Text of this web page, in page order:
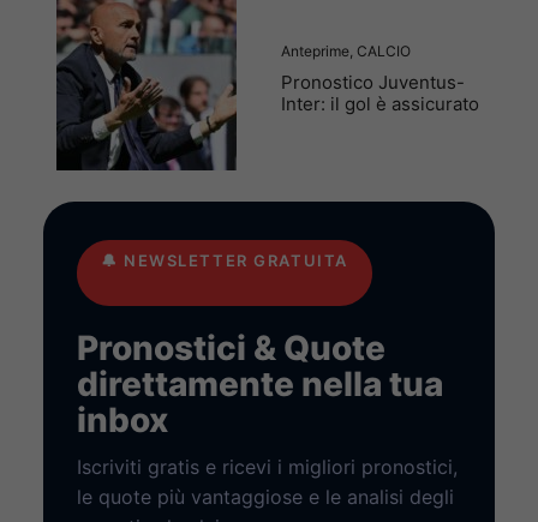
Anteprime CALCIO
Pronostico Juventus-
Inter: il gol è assicurato
🔔 NEWSLETTER GRATUITA
Pronostici & Quote
direttamente nella tua
inbox
Iscriviti gratis e ricevi i migliori pronostici,
le quote più vantaggiose e le analisi degli